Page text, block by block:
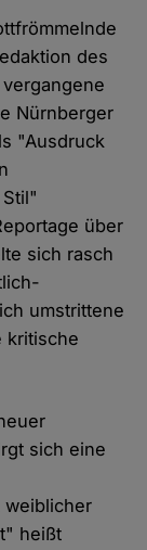
des
Nürnberger
"Ausdruck
über
sich rasch
umstrittene
kritische
sich eine
weiblicher
heißt